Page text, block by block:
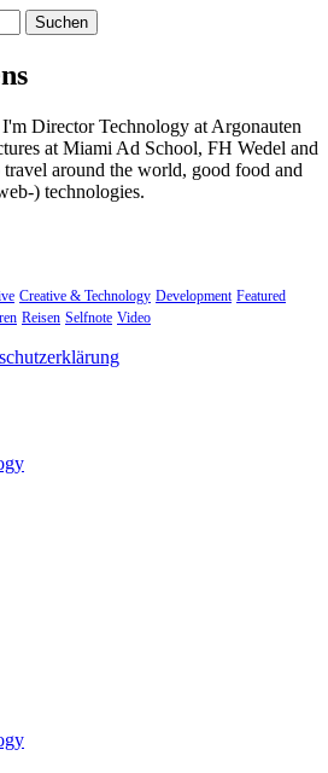
Director Technology at Argonauten
at Miami Ad School, FH Wedel and
around the world, good food and
) technologies.
Creative & Technology Development Featured
Reisen Selfnote Video